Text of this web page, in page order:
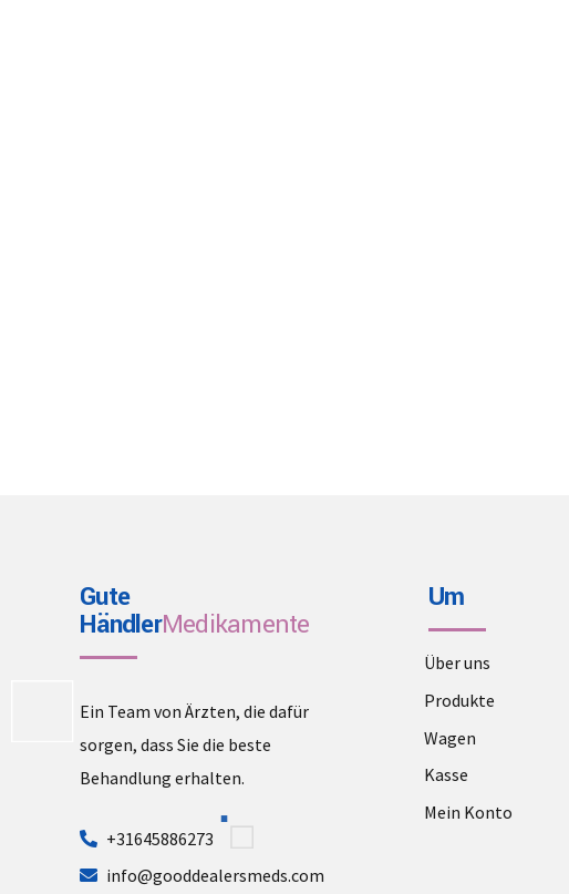
Gute
HändlerMedikamente
Ein Team von Ärzten, die dafür
sorgen, dass Sie die beste
Behandlung erhalten.
+31645886273
info@gooddealersmeds.com
Um
Über uns
Produkte
Wagen
Kasse
Mein Konto